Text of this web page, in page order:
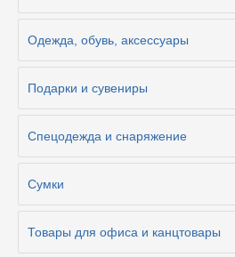
Одежда, обувь, аксессуары
Подарки и сувениры
Спецодежда и снаряжение
Сумки
Товары для офиса и канцтовары